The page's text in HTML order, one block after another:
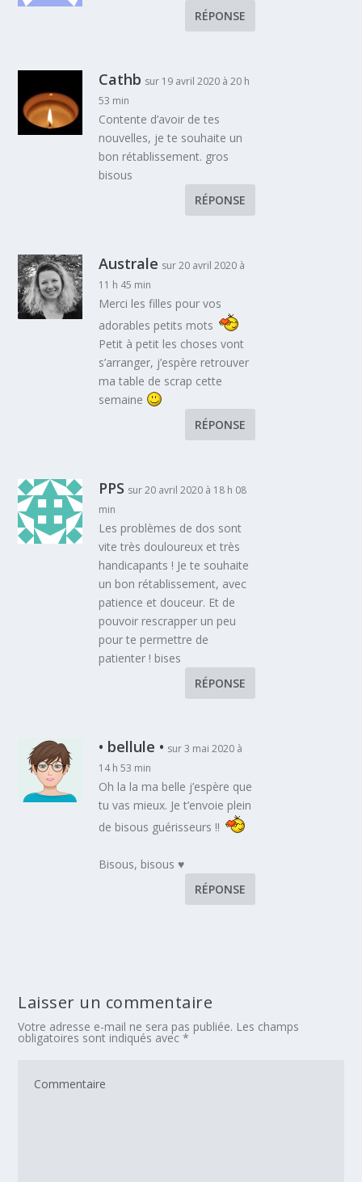
RÉPONSE
Cathb sur 19 avril 2020 à 20 h
53 min
Contente d’avoir de tes
nouvelles, je te souhaite un
bon rétablissement. gros
bisous
RÉPONSE
Australe sur 20 avril 2020 à
11 h 45 min
Merci les filles pour vos
adorables petits mots
Petit à petit les choses vont
s’arranger, j’espère retrouver
ma table de scrap cette
semaine
RÉPONSE
PPS sur 20 avril 2020 à 18 h 08
min
Les problèmes de dos sont
vite très douloureux et très
handicapants ! Je te souhaite
un bon rétablissement, avec
patience et douceur. Et de
pouvoir rescrapper un peu
pour te permettre de
patienter ! bises
RÉPONSE
• bellule • sur 3 mai 2020 à
14 h 53 min
Oh la la ma belle j’espère que
tu vas mieux. Je t’envoie plein
de bisous guérisseurs !!
Bisous, bisous ♥
RÉPONSE
Laisser un commentaire
Votre adresse e-mail ne sera pas publiée. Les champs
obligatoires sont indiqués avec*